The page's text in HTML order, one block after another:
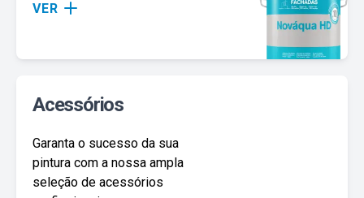
VER
Acessórios
Garanta o sucesso da sua
pintura com a nossa ampla
seleção de acessórios